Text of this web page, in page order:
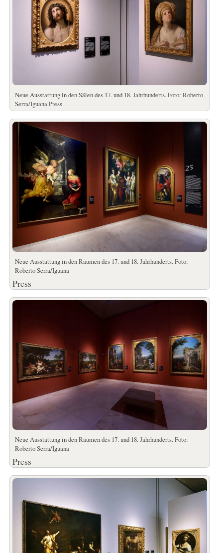
Neue Ausstattung in den Sälen des 17. und 18. Jahrhunderts. Foto: Roberto
Serra/Iguana Press
Neue Ausstattung in den Räumen des 17. und 18. Jahrhunderts. Foto:
Roberto Serra/Iguana
Press
Neue Ausstattung in den Räumen des 17. und 18. Jahrhunderts. Foto:
Roberto Serra/Iguana
Press